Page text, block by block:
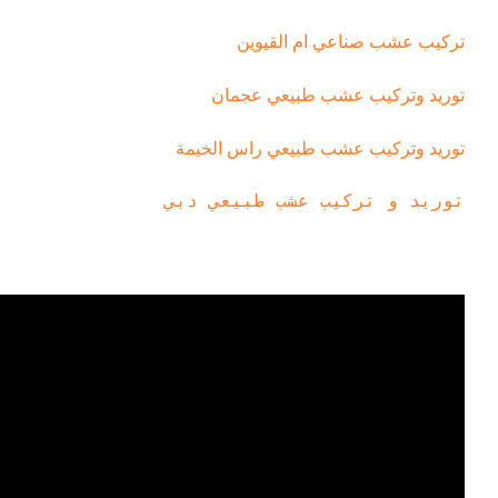
تركيب عشب صناعي ام القيوين
توريد وتركيب عشب طبيعي عجمان
توريد وتركيب عشب طبيعي راس الخيمة
توريد و تركيب عشب طبيعي دبي